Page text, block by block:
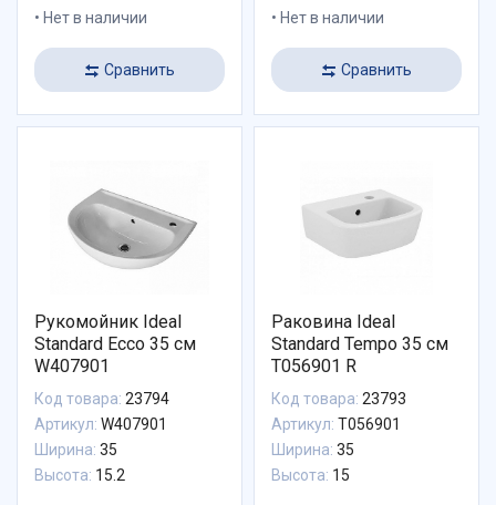
Нет в наличии
Сравнить
Нет в наличии
Сравнить
Рукомойник Ideal
Standard Ecco 35 см
W407901
Код товара: 23794
Артикул: W407901
Ширина: 35
Высота: 15.2
Раковина Ideal
Standard Tempo 35 см
T056901 R
Код товара: 23793
Артикул: T056901
Ширина: 35
Высота: 15